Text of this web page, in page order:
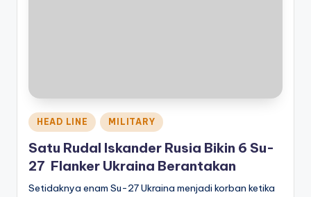
Posted
in
HEAD LINE MILITARY
Satu Rudal Iskander Rusia Bikin 6 Su-
27 Flanker Ukraina Berantakan
Setidaknya enam Su-27 Ukraina menjadi korban ketika